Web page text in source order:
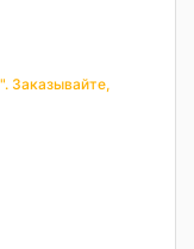
Заказывайте,